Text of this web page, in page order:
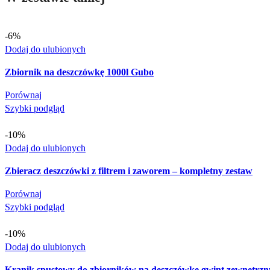
-6%
Dodaj do ulubionych
Zbiornik na deszczówkę 1000l Gubo
Porównaj
Szybki podgląd
-10%
Dodaj do ulubionych
Zbieracz deszczówki z filtrem i zaworem – kompletny zestaw
Porównaj
Szybki podgląd
-10%
Dodaj do ulubionych